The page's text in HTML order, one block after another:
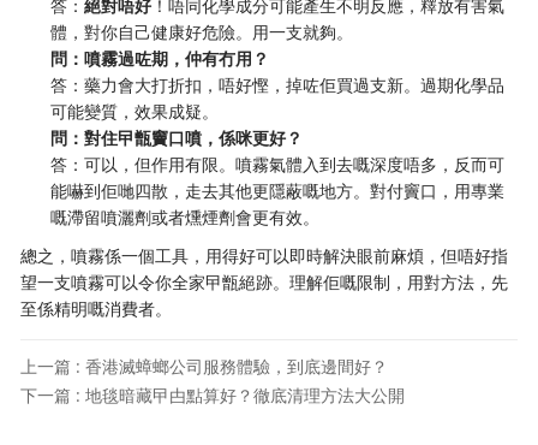
答：絕對唔好 ！唔同化學成分可能產生不明反應，釋放有害氣
體，對你自己健康好危險。用一支就夠。
問：噴霧過咗期，仲有冇用？
答：藥力會大打折扣，唔好慳，掉咗佢買過支新。過期化學品
可能變質，效果成疑。
問：對住曱甑竇口噴，係咪更好？
答：可以，但作用有限。噴霧氣體入到去嘅深度唔多，反而可
能嚇到佢哋四散，走去其他更隱蔽嘅地方。對付竇口，用專業
嘅滯留噴灑劑或者燻煙劑會更有效。
總之，噴霧係一個工具，用得好可以即時解決眼前麻煩，但唔好指
望一支噴霧可以令你全家曱甑絕跡。理解佢嘅限制，用對方法，先
至係精明嘅消費者。
上一篇 : 香港滅蟑螂公司服務體驗，到底邊間好？
下一篇 : 地毯暗藏曱甴點算好？徹底清理方法大公開